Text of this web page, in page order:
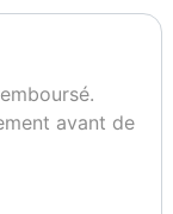
avant de